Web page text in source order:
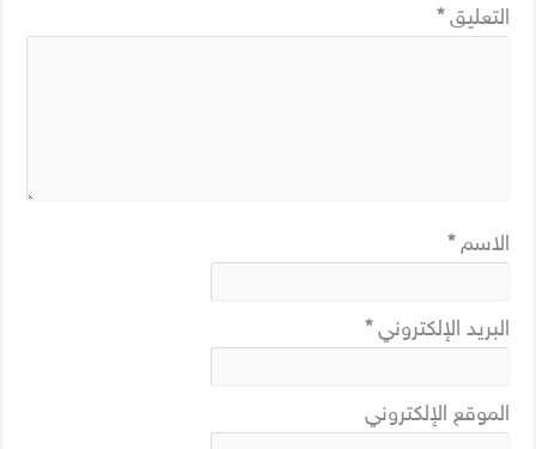
التعليق*
الاسم*
البريد الإلكتروني*
الموقع الإلكتروني